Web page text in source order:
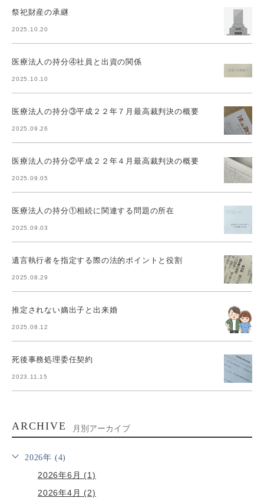
祭祀財産の承継
2025.10.20
医療法人の持分④社員と出資の関係
2025.10.10
医療法人の持分③平成２２年７月最高裁判決の概要
2025.09.26
医療法人の持分②平成２２年４月最高裁判決の概要
2025.09.05
医療法人の持分①相続に関連する問題の所在
2025.09.03
遺言執行者を指定する際の法的ポイントと役割
2025.08.29
推定されない嫡出子と出来婚
2025.08.12
死後事務処理委任契約
2023.11.15
ARCHIVE 月別アーカイブ
2026年 (4)
2026年6月 (1)
2026年4月 (2)